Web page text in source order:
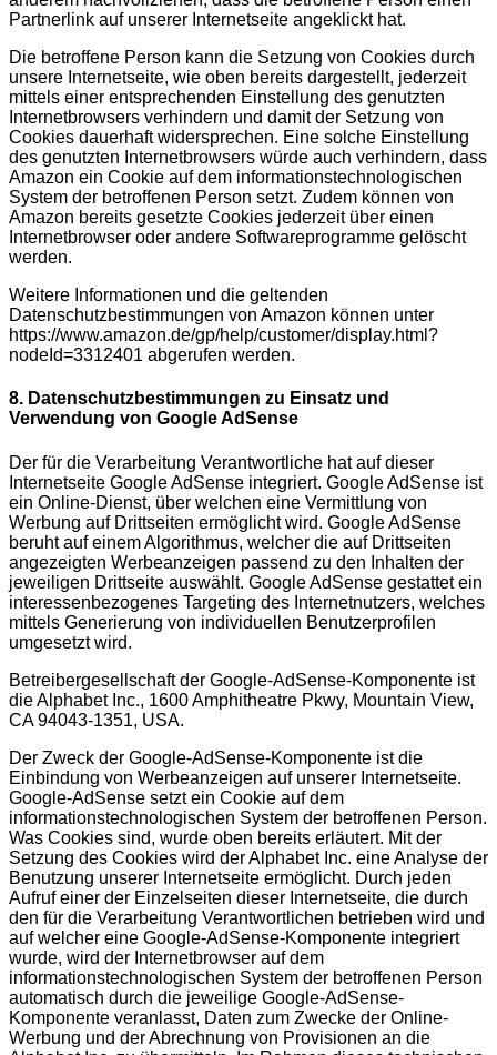
Partnerlink auf unserer Internetseite angeklickt hat.
Die betroffene Person kann die Setzung von Cookies durch
unsere Internetseite, wie oben bereits dargestellt, jederzeit
mittels einer entsprechenden Einstellung des genutzten
Internetbrowsers verhindern und damit der Setzung von
Cookies dauerhaft widersprechen. Eine solche Einstellung
des genutzten Internetbrowsers würde auch verhindern, dass
Amazon ein Cookie auf dem informationstechnologischen
System der betroffenen Person setzt. Zudem können von
Amazon bereits gesetzte Cookies jederzeit über einen
Internetbrowser oder andere Softwareprogramme gelöscht
werden.
Weitere Informationen und die geltenden
Datenschutzbestimmungen von Amazon können unter
https://www.amazon.de/gp/help/customer/display.html?
nodeId=3312401 abgerufen werden.
8. Datenschutzbestimmungen zu Einsatz und
Verwendung von Google AdSense
Der für die Verarbeitung Verantwortliche hat auf dieser
Internetseite Google AdSense integriert. Google AdSense ist
ein Online-Dienst, über welchen eine Vermittlung von
Werbung auf Drittseiten ermöglicht wird. Google AdSense
beruht auf einem Algorithmus, welcher die auf Drittseiten
angezeigten Werbeanzeigen passend zu den Inhalten der
jeweiligen Drittseite auswählt. Google AdSense gestattet ein
interessenbezogenes Targeting des Internetnutzers, welches
mittels Generierung von individuellen Benutzerprofilen
umgesetzt wird.
Betreibergesellschaft der Google-AdSense-Komponente ist
die Alphabet Inc., 1600 Amphitheatre Pkwy, Mountain View,
CA 94043-1351, USA.
Der Zweck der Google-AdSense-Komponente ist die
Einbindung von Werbeanzeigen auf unserer Internetseite.
Google-AdSense setzt ein Cookie auf dem
informationstechnologischen System der betroffenen Person.
Was Cookies sind, wurde oben bereits erläutert. Mit der
Setzung des Cookies wird der Alphabet Inc. eine Analyse der
Benutzung unserer Internetseite ermöglicht. Durch jeden
Aufruf einer der Einzelseiten dieser Internetseite, die durch
den für die Verarbeitung Verantwortlichen betrieben wird und
auf welcher eine Google-AdSense-Komponente integriert
wurde, wird der Internetbrowser auf dem
informationstechnologischen System der betroffenen Person
automatisch durch die jeweilige Google-AdSense-
Komponente veranlasst, Daten zum Zwecke der Online-
Werbung und der Abrechnung von Provisionen an die